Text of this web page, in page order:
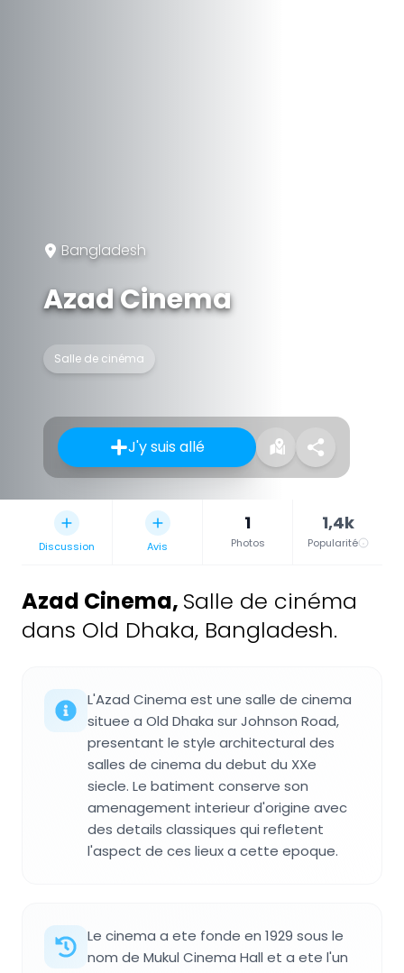
Bangladesh
Azad Cinema
Salle de cinéma
J'y suis allé
Discussion Avis
1
Photos
1,4k
Popularité
Azad Cinema, Salle de cinéma
dans Old Dhaka, Bangladesh.
L'Azad Cinema est une salle de cinema
situee a Old Dhaka sur Johnson Road,
presentant le style architectural des
salles de cinema du debut du XXe
siecle. Le batiment conserve son
amenagement interieur d'origine avec
des details classiques qui refletent
l'aspect de ces lieux a cette epoque.
Le cinema a ete fonde en 1929 sous le
nom de Mukul Cinema Hall et a ete l'un